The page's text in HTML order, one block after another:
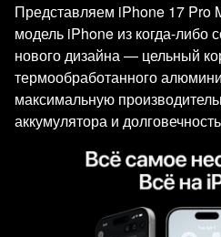
Представляем iPhone 17
модель iPhone из когда-либо
нового дизайна — цельный
термообработанного
максимальную
аккумулятора и